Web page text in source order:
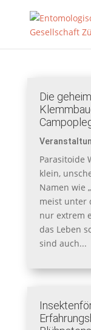
Die
Parasitoide
klein,
Namen wie
meist unter
nur extrem
das Leben
sind auch...